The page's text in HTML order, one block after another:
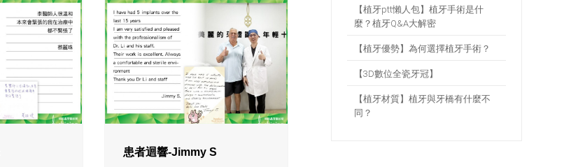
患者迴響-Jimmy S
【植牙ptt懶人包】植牙手術是什
麼？植牙Q&A大解密
【植牙優勢】為何選擇植牙手術？
【3D數位全瓷牙冠】
【植牙材質】植牙與牙橋有什麼不
同？